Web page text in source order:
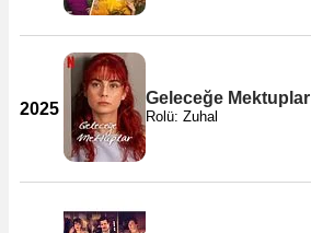
2025
Geleceğe
Rolü: Zuhal